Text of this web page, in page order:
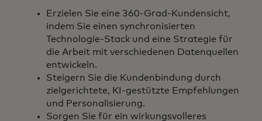
Erzielen Sie eine 360-Grad-Kundensicht,
indem Sie einen synchronisierten
Technologie-Stack und eine Strategie für
die Arbeit mit verschiedenen Datenquellen
entwickeln.
Steigern Sie die Kundenbindung durch
zielgerichtete, KI-gestützte Empfehlungen
und Personalisierung.
Sorgen Sie für ein wirkungsvolleres